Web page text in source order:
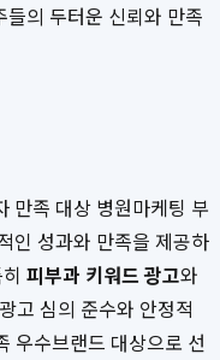
의 두터운 신뢰와 만족
만족 대상 병원마케팅 부
인 성과와 만족을 제공하
피부과 키워드 광고와
고 심의 준수와 안정적
우수브랜드 대상으로 선